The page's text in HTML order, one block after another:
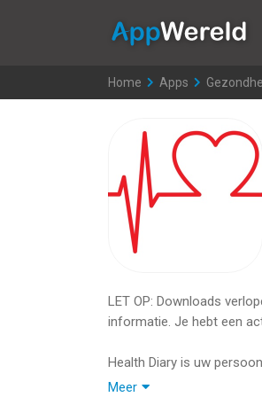
Home >
Apps >
LET OP: Downloads
informatie. Je hebt een
Health Diary is uw
metingen vast, volg
Meer